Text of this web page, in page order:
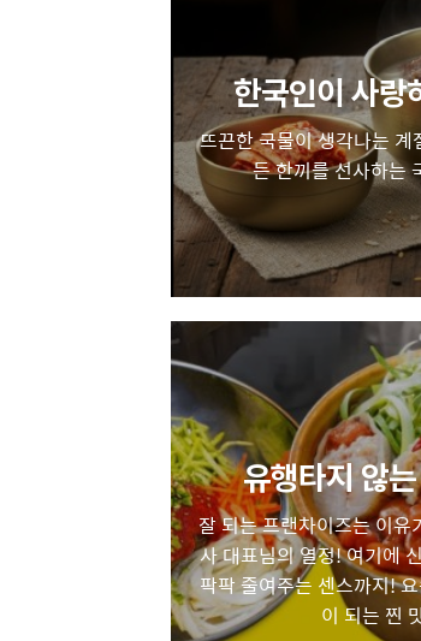
한국인이 사랑
뜨끈한 국물이 생각나는
든 한끼를 선사하는
유행타지 않
잘 되는 프랜차이즈는 이
사 대표님의 열정! 여기에
팍팍 줄여주는 센스까지!
이 되는 찐